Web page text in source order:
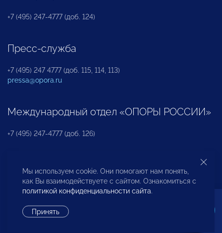
+7 (495) 247-4777 (доб. 124)
Пресс-служба
+7 (495) 247 4777 (доб. 115, 114, 113)
pressa@opora.ru
Международный отдел «ОПОРЫ РОССИИ»
+7 (495) 247-4777 (доб. 126)
Бюро по защите прав предпринимателей и
инвесторов
Мы используем cookie. Они помогают нам понять,
как Вы взаимодействуете с сайтом. Ознакомиться с
политикой конфиденциальности сайта.
Принять